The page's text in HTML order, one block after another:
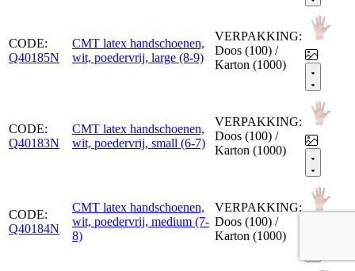
CODE:
Q40185N
CMT latex handschoenen,
wit, poedervrij, large (8-9)
VERPAKKING:
Doos (100) /
Karton (1000)
CODE:
Q40183N
CMT latex handschoenen,
wit, poedervrij, small (6-7)
VERPAKKING:
Doos (100) /
Karton (1000)
CODE:
Q40184N
CMT latex handschoenen,
wit, poedervrij, medium (7-
8)
VERPAKKING:
Doos (100) /
Karton (1000)